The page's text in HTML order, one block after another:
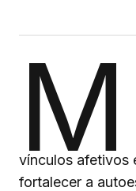
M
vínculos afetivos
fortalecer a